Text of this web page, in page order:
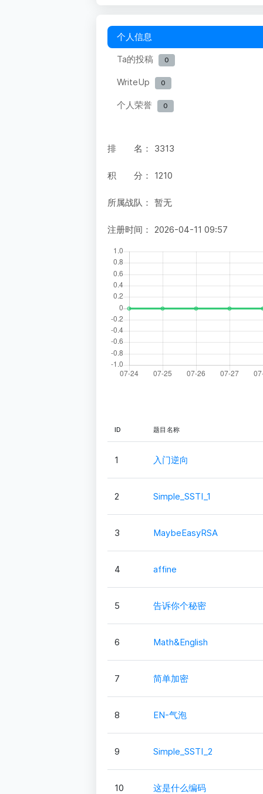
个人信息
Ta的投稿
0
WriteUp 0
个人荣誉 0
排 名： 3313
积 分： 1210
所属战队： 暂无
注册时间： 2026-04-11 09:57
ID 题目名称
1 入门逆向
2 Simple_SSTI_1
3 MaybeEasyRSA
4 affine
5 告诉你个秘密
6 Math&English
7 简单加密
8 EN-气泡
9 Simple_SSTI_2
10 这是什么编码